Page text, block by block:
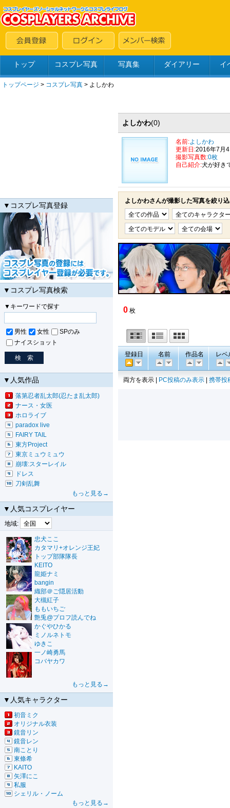
トップ コスプレ写真 写真集 ダイアリー イ
トップページ > コスプレ写真 > よしかわ
▼コスプレ写真登録
▼コスプレ写真検索
▼キーワードで探す
男性 女性
SPのみ
ナイスショット
▼人気作品
落第忍者乱太郎(忍たま乱太郎)
ナース・女医
ホロライブ
paradox live
FAIRY TAIL
東方Project
東京ミュウミュウ
崩壊:スターレイル
ドレス
刀剣乱舞
もっと見る→
▼人気コスプレイヤー
地域:
忠犬ここ
カタマリ+オレンジ王妃
トップ部隊隊長
KEITO
龍姫ナミ
bangin
織部＠ご隠居活動
大槻紅子
ももいちご
艶兎@プロフ読んでね
かぐやひかる
ミノルネトモ
ゆきこ
一ノ崎勇馬
コバヤカワ
もっと見る→
▼人気キャラクター
初音ミク
オリジナル衣装
鏡音リン
鏡音レン
南ことり
東條希
KAITO
矢澤にこ
私服
シェリル・ノーム
もっと見る→
よしかわ(0)
名前:よしかわ
更新日:2016年7月
撮影写真数:0枚
自己紹介:犬が好き
よしかわさんが撮影した写真を絞り
0 枚
登録日 名前 作品名 レベ
両方を表示 | PC投稿のみ表示 携帯投